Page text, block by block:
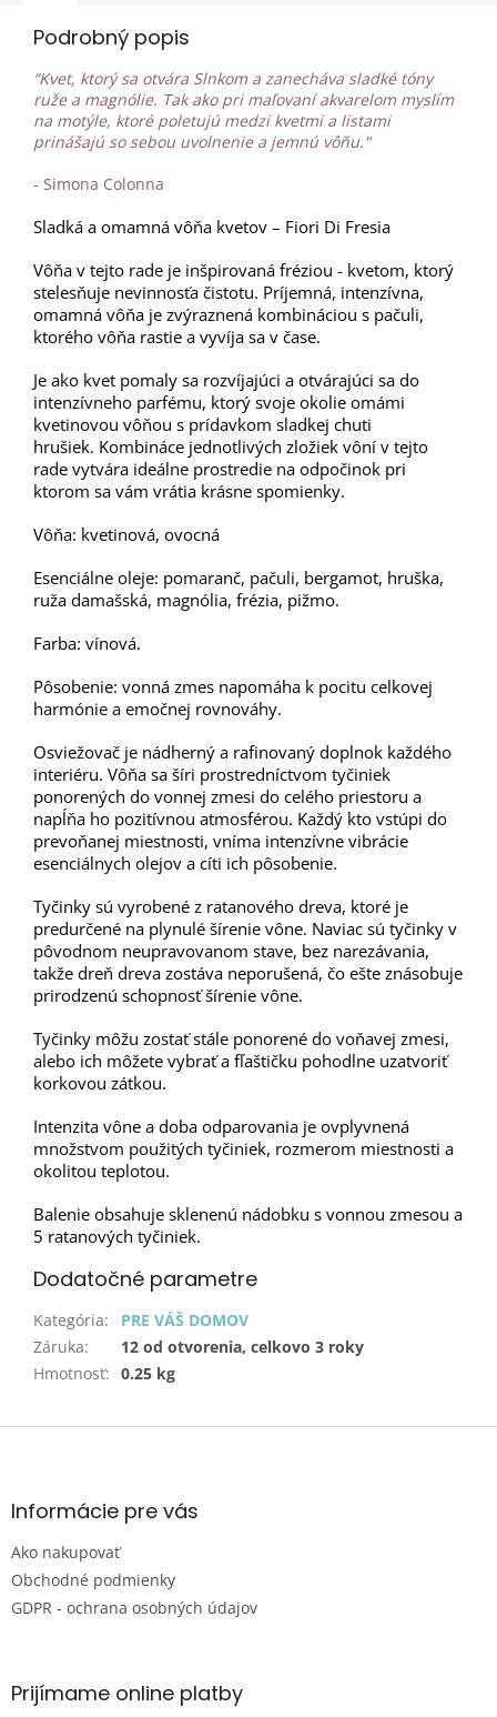
Podrobný popis
“Kvet, ktorý sa otvára Slnkom a zanecháva sladké tóny
ruže a magnólie. Tak ako pri maľovaní akvarelom myslím
na motýle, ktoré poletujú medzi kvetmi a listami
prinášajú so sebou uvolnenie a jemnú vôňu."
- Simona Colonna
Sladká a omamná vôňa kvetov – Fiori Di Fresia
Vôňa v tejto rade je inšpirovaná fréziou - kvetom, ktorý
stelesňuje nevinnosťa čistotu. Príjemná, intenzívna,
omamná vôňa je zvýraznená kombináciou s pačuli,
ktorého vôňa rastie a vyvíja sa v čase.
Je ako kvet pomaly sa rozvíjajúci a otvárajúci sa do
intenzívneho parfému, ktorý svoje okolie omámi
kvetinovou vôňou s prídavkom sladkej chuti
hrušiek. Kombináce jednotlivých zložiek vôní v tejto
rade vytvára ideálne prostredie na odpočinok pri
ktorom sa vám vrátia krásne spomienky.
Vôňa: kvetinová, ovocná
Esenciálne oleje: pomaranč, pačuli, bergamot, hruška,
ruža damašská, magnólia, frézia, pižmo.
Farba: vínová.
Pôsobenie: vonná zmes napomáha k pocitu celkovej
harmónie a emočnej rovnováhy.
Osviežovač je nádherný a rafinovaný doplnok každého
interiéru. Vôňa sa šíri prostredníctvom tyčiniek
ponorených do vonnej zmesi do celého priestoru a
napĺňa ho pozitívnou atmosférou. Každý kto vstúpi do
prevoňanej miestnosti, vníma intenzívne vibrácie
esenciálnych olejov a cíti ich pôsobenie.
Tyčinky sú vyrobené z ratanového dreva, ktoré je
predurčené na plynulé šírenie vône. Naviac sú tyčinky v
pôvodnom neupravovanom stave, bez narezávania,
takže dreň dreva zostáva neporušená, čo ešte znásobuje
prirodzenú schopnosť šírenie vône.
Tyčinky môžu zostať stále ponorené do voňavej zmesi,
alebo ich môžete vybrať a fľaštičku pohodlne uzatvoriť
korkovou zátkou.
Intenzita vône a doba odparovania je ovplyvnená
množstvom použitých tyčiniek, rozmerom miestnosti a
okolitou teplotou.
Balenie obsahuje sklenenú nádobku s vonnou zmesou a
5 ratanových tyčiniek.
Dodatočné parametre
Kategória:
PRE VÁŠ DOMOV
Záruka:
12 od otvorenia, celkovo 3 roky
Hmotnosť: 0.25 kg
Z
ä
e
Informácie pre vás
Ako nakupovať
Obchodné podmienky
GDPR - ochrana osobných údajov
Prijímame online platby